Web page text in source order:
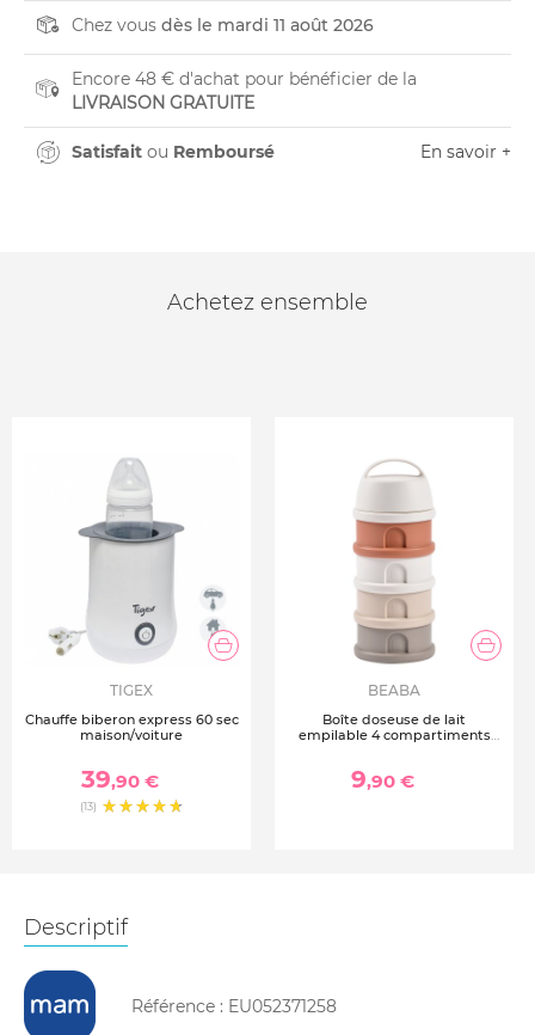
Chez vous dès le mardi 11 août 2026
Encore 48 € d'achat pour bénéficier de la
LIVRAISON GRATUITE
Satisfait ou Remboursé En savoir +
Achetez ensemble
TIGEX
Chauffe biberon express 60 sec
maison/voiture
39,90 €
(13)
BEABA
Boîte doseuse de lait
empilable 4 compartiments
9,90 €
Descriptif
Référence : EU052371258